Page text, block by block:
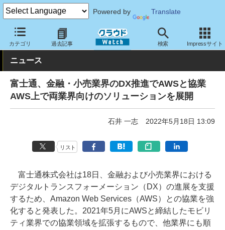
Powered by Translate
カテゴリ 過去記事 検索 Impressサイト
クラウド Watch トピック 協業・提携 その他
ニュース
富士通、金融・小売業界のDX推進でAWSと協業
AWS上で両業界向けのソリューションを展開
石井 一志 2022年5月18日 13:09
リスト
富士通株式会社は18日、金融および小売業界における
デジタルトランスフォーメーション（DX）の進展を支援
するため、Amazon Web Services（AWS）との協業を強
化すると発表した。2021年5月にAWSと締結したモビリ
ティ業界での協業領域を拡張するもので、他業界にも順